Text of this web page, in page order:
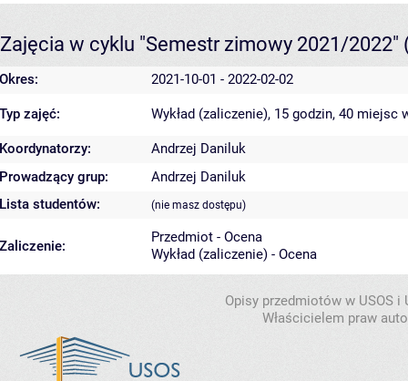
Zajęcia w cyklu "Semestr zimowy 2021/2022"
Okres: 2021-10-01 - 2022-02-02
Typ zajęć: Wykład (zaliczenie), 15 godzin, 40 miejsc
Koordynatorzy:
Andrzej Daniluk
Prowadzący grup:
Andrzej Daniluk
Lista studentów:
(nie masz dostępu)
Zaliczenie:
Przedmiot - Ocena
Wykład (zaliczenie) - Ocena
Opisy przedmiotów w USOS
Właścicielem praw